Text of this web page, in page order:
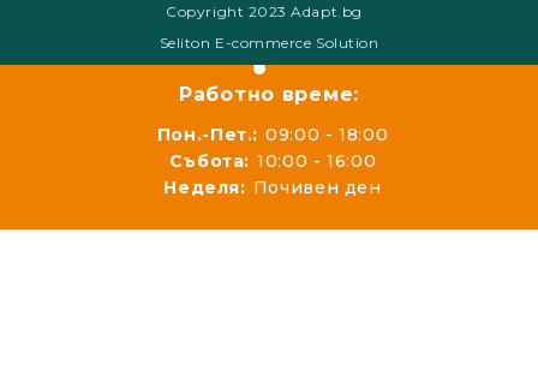
Copyright 2023 Adapt.bg
Seliton E-commerce Solution
Работно време:
Пон.-Пет.: 09:00 - 18:00
Събота: 10:00 - 16:00
Неделя: Почивен ден